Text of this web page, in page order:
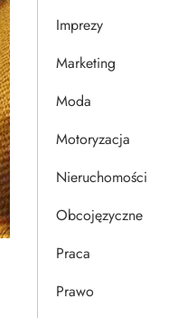
Imprezy
Marketing
Moda
Motoryzacja
Nieruchomości
Obcojęzyczne
Praca
Prawo